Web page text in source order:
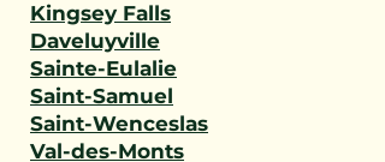
Kingsey Falls
Daveluyville
Sainte-Eulalie
Saint-Samuel
Saint-Wenceslas
Val-des-Monts